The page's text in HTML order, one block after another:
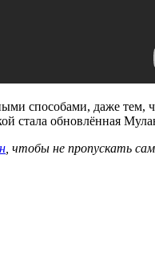
способами, даже тем,
стала обновлённая
, чтобы не пропускать